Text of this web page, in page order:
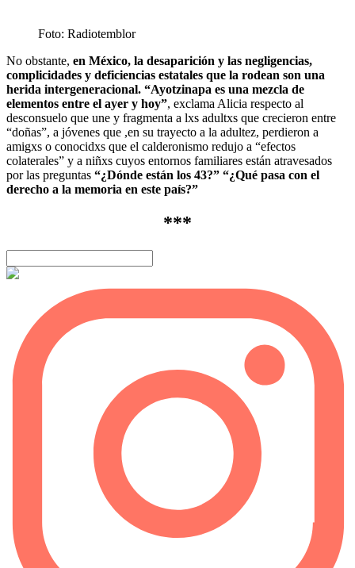
Foto: Radiotemblor
No obstante, en México, la desaparición y las negligencias,
complicidades y deficiencias estatales que la rodean son una
herida intergeneracional. “Ayotzinapa es una mezcla de
elementos entre el ayer y hoy”, exclama Alicia respecto al
desconsuelo que une y fragmenta a lxs adultxs que crecieron entre
“doñas”, a jóvenes que ,en su trayecto a la adultez, perdieron a
amigxs o conocidxs que el calderonismo redujo a “efectos
colaterales” y a niñxs cuyos entornos familiares están atravesados
por las preguntas “¿Dónde están los 43?” “¿Qué pasa con el
derecho a la memoria en este país?”
***